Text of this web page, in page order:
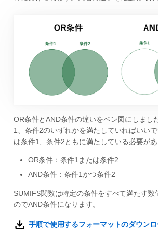
OR条件とAND条件の違いをベン図にしまし
1、条件2のいずれかを満たしていればいい
は条件1、条件2ともに満たしている必要があ
OR条件：条件1または条件2
AND条件：条件1かつ条件2
SUMIFS関数は特定の条件をすべて満たす数
のでAND条件になります。
手順で使用するフォーマットのダウン